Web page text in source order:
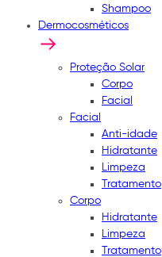
Shampoo
Dermocosméticos
Proteção Solar
Corpo
Facial
Facial
Anti-idade
Hidratante
Limpeza
Tratamento
Corpo
Hidratante
Limpeza
Tratamento